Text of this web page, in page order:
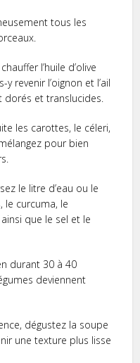
tous les
l’huile d’olive
revenir l’oignon et l’ail
dorés et translucides.
les carottes, le céleri,
pour bien
le litre d’eau ou le
le curcuma, le
que le sel et le
durant 30 à 40
deviennent
dégustez la soupe
une texture plus lisse